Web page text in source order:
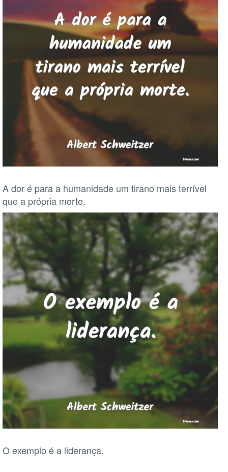
A dor é para a humanidade um tirano mais terrível
que a própria morte.
O exemplo é a liderança.